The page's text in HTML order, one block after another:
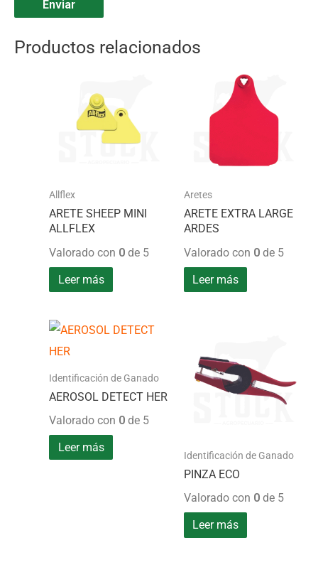
Productos relacionados
Allflex
ARETE SHEEP MINI
ALLFLEX
Valorado con 0 de 5
Leer más
Aretes
ARETE EXTRA LARGE
ARDES
Valorado con 0de 5
Leer más
Identificación de Ganado
AEROSOL DETECT HER
Valorado con 0 de 5
Leer más
Identificación de Ganado
PINZA ECO
Valorado con 0de 5
Leer más